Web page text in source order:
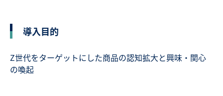
導入目的
Z世代をターゲットにした商品の認知拡大と興味・関心
の喚起